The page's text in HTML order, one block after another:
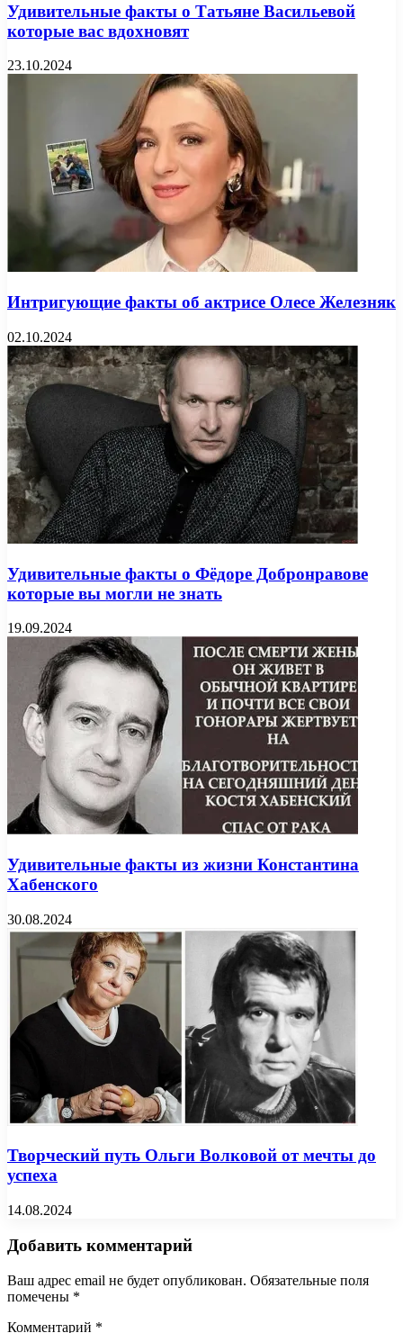
Удивительные факты о Татьяне Васильевой
которые вас вдохновят
23.10.2024
Интригующие факты об актрисе Олесе Железняк
02.10.2024
Удивительные факты о Фёдоре Добронравове
которые вы могли не знать
19.09.2024
Удивительные факты из жизни Константина
Хабенского
30.08.2024
Творческий путь Ольги Волковой от мечты до
успеха
14.08.2024
Добавить комментарий
Ваш адрес email не будет опубликован. Обязательные поля
помечены *
Комментарий *